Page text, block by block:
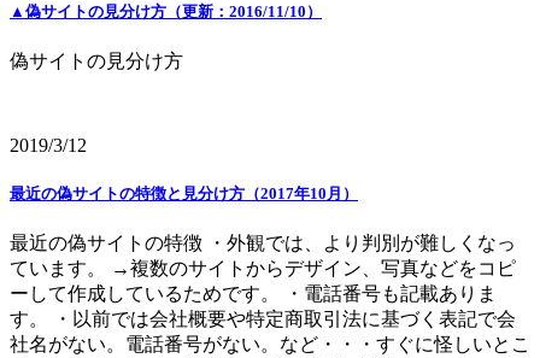
▲偽サイトの見分け方（更新：2016/11/10）
偽サイトの見分け方
2019/3/12
最近の偽サイトの特徴と見分け方（2017年10月）
最近の偽サイトの特徴 ・外観では、より判別が難しくなっ
ています。 →複数のサイトからデザイン、写真などをコピ
ーして作成しているためです。 ・電話番号も記載ありま
す。 ・以前では会社概要や特定商取引法に基づく表記で会
社名がない。電話番号がない。など・・・すぐに怪しいとこ